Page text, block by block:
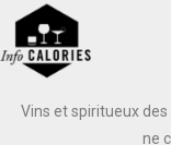
Vins et spiritueux
ne